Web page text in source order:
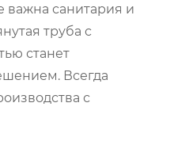
важна санитария и
труба с
станет
Всегда
с